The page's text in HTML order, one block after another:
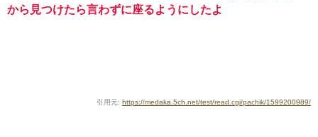
から見つけたら言わずに座るようにしたよ
引用元: https://medaka.5ch.net/test/read.cgi/pachik/1599200989/